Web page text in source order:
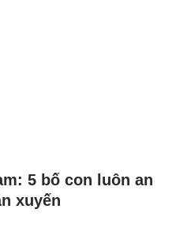
5 bố con luôn an
xuyến